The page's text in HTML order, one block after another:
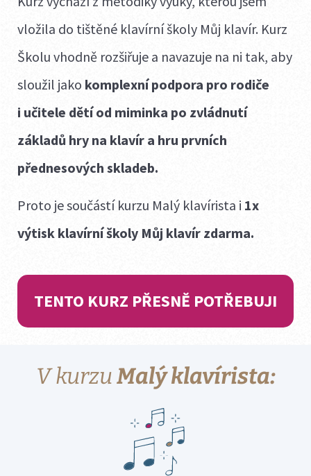
vložila do tištěné klavírní školy Můj klavír. Kurz
Školu vhodně rozšiřuje a navazuje na ni tak, aby
sloužil jako komplexní podpora pro rodiče
i učitele dětí od miminka po zvládnutí
základů hry na klavír a hru prvních
přednesových skladeb.
Proto je součástí kurzu Malý klavírista i 1x
výtisk klavírní školy Můj klavír zdarma.
TENTO KURZ PŘESNĚ POTŘEBUJI
V kurzuMalý klavírista: